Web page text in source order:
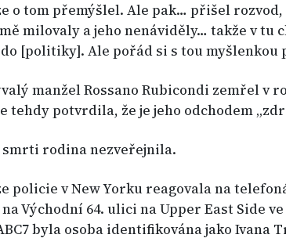
o tom přemýšlel. Ale pak… přišel
milovaly a jeho nenáviděly… takže v tu
[politiky]. Ale pořád si s tou myšlenkou
manžel Rossano Rubicondi zemřel v
tehdy potvrdila, že je jeho odchodem
rodina nezveřejnila.
policie v New Yorku reagovala na
Východní 64. ulici na Upper East Side ve
byla osoba identifikována jako Ivana